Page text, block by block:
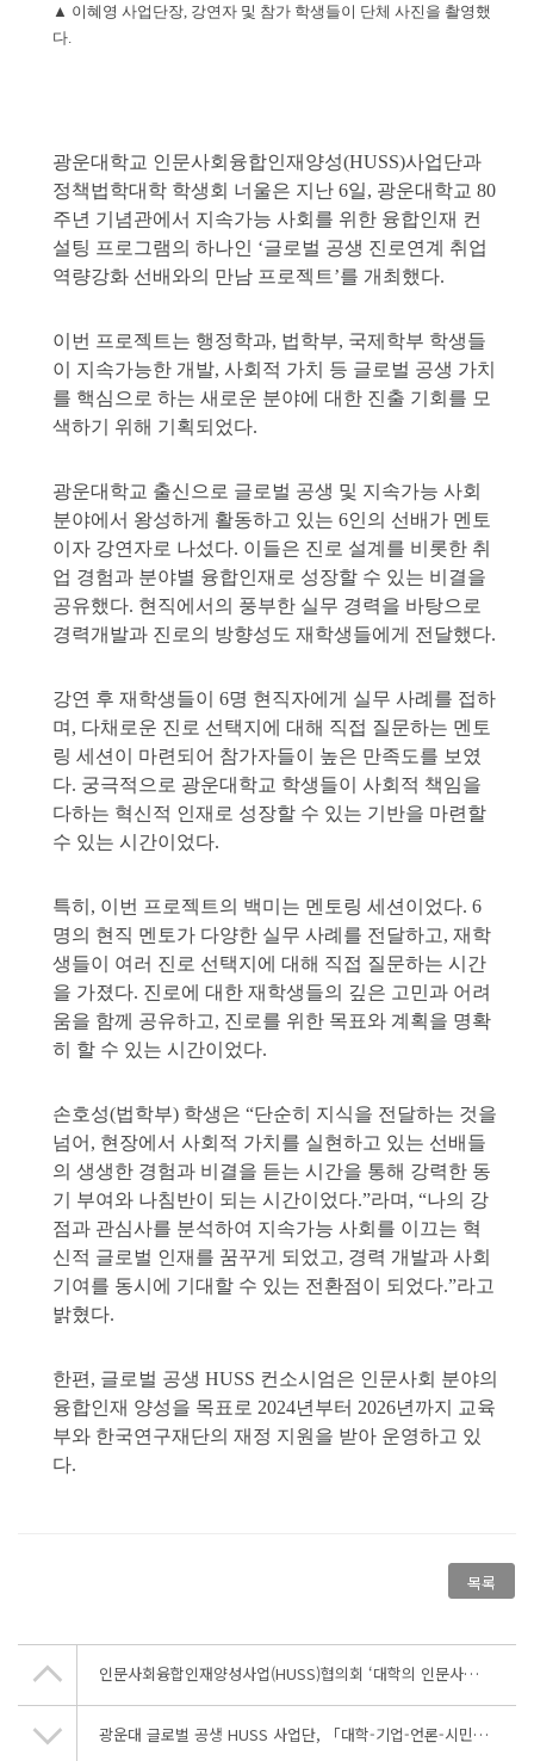
▲ 이혜영 사업단장 강연자 및 참가 학생들이 단체 사진을 촬영했
다
광운대학교 인문사회융합인재양성(HUSS)사업단과
정책법학대학 학생회 너울은 지난 6일, 광운대학교 80
주년 기념관에서 지속가능 사회를 위한 융합인재 컨
설팅 프로그램의 하나인 ‘글로벌 공생 진로연계 취업
역량강화 선배와의 만남 프로젝트 ’를 개최했다.
이번 프로젝트는 행정학과, 법학부, 국제학부 학생들
이 지속가능한 개발, 사회적 가치 등 글로벌 공생 가치
를 핵심으로 하는 새로운 분야에 대한 진출 기회를 모
색하기 위해 기획되었다.
광운대학교 출신으로 글로벌 공생 및 지속가능 사회
분야에서 왕성하게 활동하고 있는 6인의 선배가 멘토
이자 강연자로 나섰다. 이들은 진로 설계를 비롯한 취
업 경험과 분야별 융합인재로 성장할 수 있는 비결을
공유했다. 현직에서의 풍부한 실무 경력을 바탕으로
경력개발과 진로의 방향성도 재학생들에게 전달했다.
강연 후 재학생들이 6명 현직자에게 실무 사례를 접하
며 , 다채로운 진로 선택지에 대해 직접 질문하는 멘토
링 세션이 마련되어 참가자들이 높은 만족도를 보였
다. 궁극적으로 광운대학교 학생들이 사회적 책임을
다하는 혁신적 인재로 성장할 수 있는 기반을 마련할
수 있는 시간이었다.
특히 , 이번 프로젝트의 백미는 멘토링 세션이었다. 6
명의 현직 멘토가 다양한 실무 사례를 전달하고, 재학
생들이 여러 진로 선택지에 대해 직접 질문하는 시간
을 가졌다. 진로에 대한 재학생들의 깊은 고민과 어려
움을 함께 공유하고, 진로를 위한 목표와 계획을 명확
히 할 수 있는 시간이었다.
손호성(법학부) 학생은 “단순히 지식을 전달하는 것을
넘어 , 현장에서 사회적 가치를 실현하고 있는 선배들
의 생생한 경험과 비결을 듣는 시간을 통해 강력한 동
기 부여와 나침반이 되는 시간이었다.”라며 , “나의 강
점과 관심사를 분석하여 지속가능 사회를 이끄는 혁
신적 글로벌 인재를 꿈꾸게 되었고, 경력 개발과 사회
기여를 동시에 기대할 수 있는 전환점이 되었다.”라고
밝혔다.
한편 , 글로벌 공생 HUSS 컨소시엄은 인문사회 분야의
융합인재 양성을 목표로 2024년부터 2026년까지 교육
부와 한국연구재단의 재정 지원을 받아 운영하고 있
다.
목록
인문사회융합인재양성사업(HUSS)협의회 ‘대학의 인문사회 기반 AI+X 융합교육과 융합인재양성 발전전략’ 2025 정책포럼 개최
광운대 글로벌 공생 HUSS 사업단, 「대학-기업-언론-시민단체」가 함께하는 광운대학교 HUSS-경실련-현대자동차 ESG 상생캠퍼스 프로그램 개최